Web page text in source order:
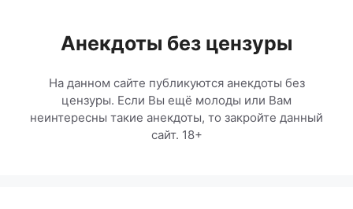
содержимомуАнекдоты без цензуры
На данном сайте публикуются анекдоты без
цензуры. Если Вы ещё молоды или Вам
неинтересны такие анекдоты, то закройте данный
сайт. 18+